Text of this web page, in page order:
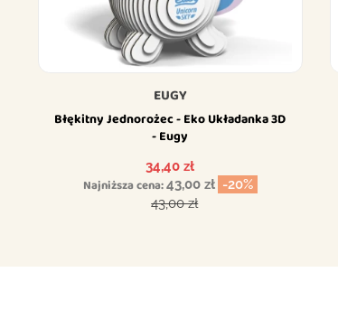
EUGY
Błękitny Jednorożec - Eko Układanka 3D
- Eugy
Cena
34,40 zł
Najniższa cena:43,00 zł -20%
Cena podstawowa
43,00 zł